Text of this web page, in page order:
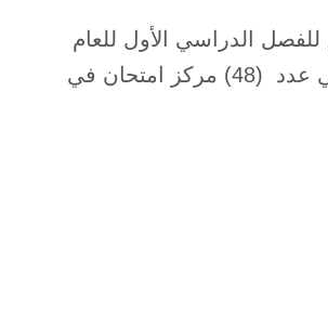
للفصل الدراسي الأول للعام
الدراسي 2023/ 2024م في المحافظة بلغ (4867) طالبا وطالبة أدوا امتحاناتهم في عدد (48) مركز امتحان في